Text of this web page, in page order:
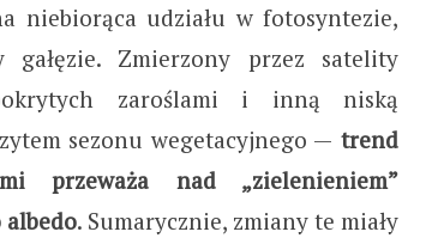
niebiorąca udziału w fotosyntezie,
Zmierzony przez satelity
zaroślami i inną niską
sezonu wegetacyjnego — trend
przeważa nad „zielenieniem”
. Sumarycznie, zmiany te miały